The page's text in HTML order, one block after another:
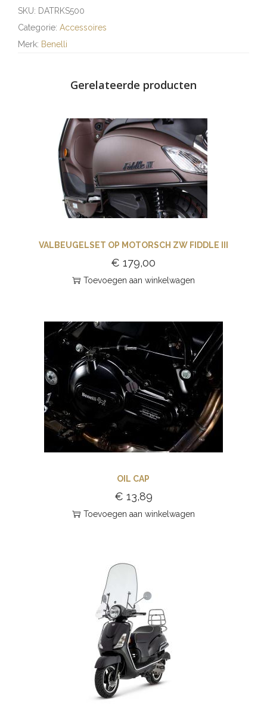
SKU: DATRKS500
Categorie: Accessoires
Merk: Benelli
Gerelateerde producten
VALBEUGELSET OP MOTORSCH ZW FIDDLE III
€ 179,00
Toevoegen aan winkelwagen
OIL CAP
€ 13,89
Toevoegen aan winkelwagen